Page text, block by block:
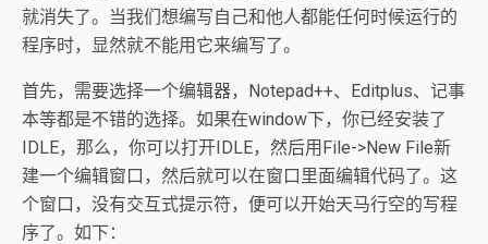
就消失了。当我们想编写自己和他人都能任何时候运行的
程序时，显然就不能用它来编写了。
首先，需要选择一个编辑器，Notepad++、Editplus、记事
本等都是不错的选择。如果在window下，你已经安装了
IDLE，那么，你可以打开IDLE，然后用File->New File新
建一个编辑窗口，然后就可以在窗口里面编辑代码了。这
个窗口，没有交互式提示符，便可以开始天马行空的写程
序了。如下：